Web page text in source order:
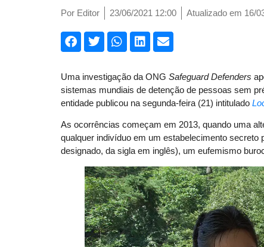
Por Editor 23/06/2021 12:00 Atualizado em 16/
Uma investigação da ONG Safeguard Defenders
sistemas mundiais de detenção de pessoas sem
entidade publicou na segunda-feira (21) intitulado
As ocorrências começam em 2013, quando uma
qualquer indivíduo em um estabelecimento
designado, da sigla em inglês), um eufemismo